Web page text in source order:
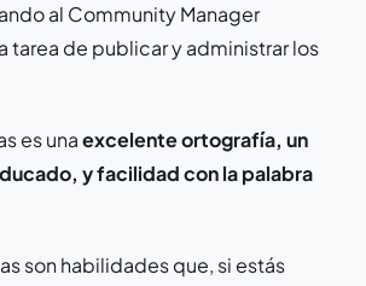
al Community Manager
tarea de publicar y administrar los
es unaexcelente ortografía, un
y facilidad con la palabra
son habilidades que, si estás